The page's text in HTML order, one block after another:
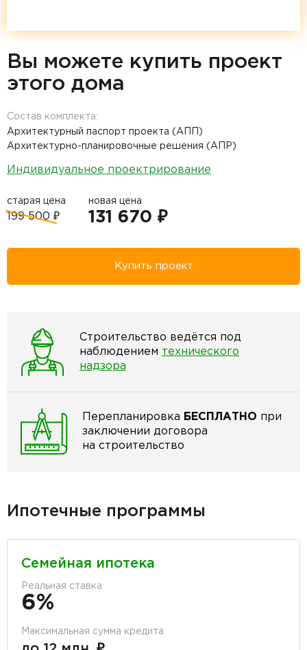
Вы можете купить проект
этого дома
Состав комплекта:
Архитектурный паспорт проекта (АПП)
Архитектурно-планировочные решения (АПР)
Индивидуальное проектрирование
старая цена
199 500 ₽
новая цена
131 670 ₽
Купить проект
Строительство ведётся под
наблюдением технического
надзора
Перепланировка БЕСПЛАТНО при
заключении договора
на строительство
Ипотечные программы
Семейная ипотека
Реальная ставка
6%
Максимальная сумма кредита